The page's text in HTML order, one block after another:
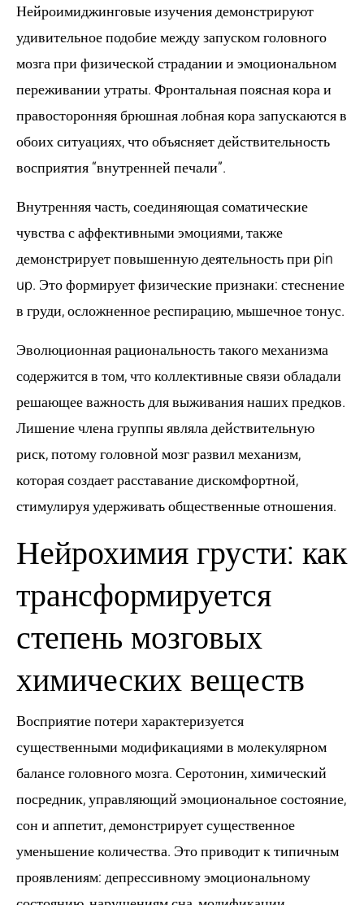
Нейроимиджинговые изучения демонстрируют
удивительное подобие между запуском головного
мозга при физической страдании и эмоциональном
переживании утраты. Фронтальная поясная кора и
правосторонняя брюшная лобная кора запускаются в
обоих ситуациях, что объясняет действительность
восприятия “внутренней печали”.
Внутренняя часть, соединяющая соматические
чувства с аффективными эмоциями, также
демонстрирует повышенную деятельность при pin
up. Это формирует физические признаки: стеснение
в груди, осложненное респирацию, мышечное тонус.
Эволюционная рациональность такого механизма
содержится в том, что коллективные связи обладали
решающее важность для выживания наших предков.
Лишение члена группы являла действительную
риск, потому головной мозг развил механизм,
которая создает расставание дискомфортной,
стимулируя удерживать общественные отношения.
Нейрохимия грусти: как
трансформируется
степень мозговых
химических веществ
Восприятие потери характеризуется
существенными модификациями в молекулярном
балансе головного мозга. Серотонин, химический
посредник, управляющий эмоциональное состояние,
сон и аппетит, демонстрирует существенное
уменьшение количества. Это приводит к типичным
проявлениям: депрессивному эмоциональному